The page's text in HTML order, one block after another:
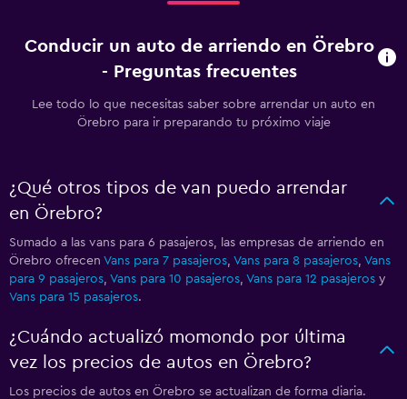
Conducir un auto de arriendo en Örebro
- Preguntas frecuentes
Lee todo lo que necesitas saber sobre arrendar un auto en
Örebro para ir preparando tu próximo viaje
¿Qué otros tipos de van puedo arrendar
en Örebro?
Sumado a las vans para 6 pasajeros, las empresas de arriendo en
Örebro ofrecen Vans para 7 pasajeros, Vans para 8 pasajeros, Vans
para 9 pasajeros, Vans para 10 pasajeros, Vans para 12 pasajeros y
Vans para 15 pasajeros.
¿Cuándo actualizó momondo por última
vez los precios de autos en Örebro?
Los precios de autos en Örebro se actualizan de forma diaria.